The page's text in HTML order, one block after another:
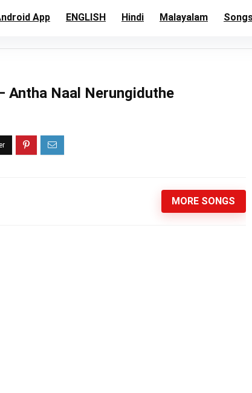
App ENGLISH Hindi Malayalam
Antha Naal Nerungiduthe
MORE SONGS